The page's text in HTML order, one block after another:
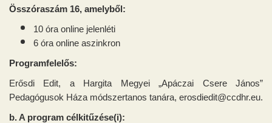
Összóraszám 16, amelyből:
10 óra online jelenléti
6 óra online aszinkron
Programfelelős:
Erősdi Edit, a Hargita Megyei„Apáczai Csere János”
Pedagógusok Háza módszertanos tanára, erosdiedit@ccdhr.eu.
b. A program célkitűzése(i):